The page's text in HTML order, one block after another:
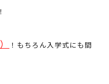
！もちろん入学式にも間